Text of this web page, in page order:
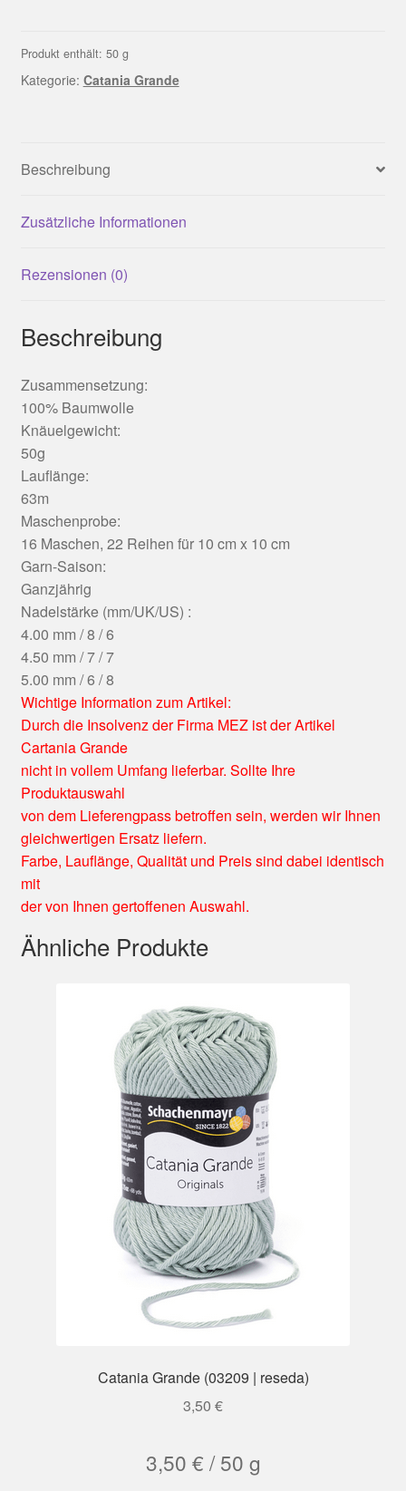
weiβ)
Menge
Produkt enthält: 50 g
Kategorie: Catania Grande
Beschreibung
Zusätzliche Informationen
Rezensionen (0)
Beschreibung
Zusammensetzung:
100% Baumwolle
Knäuelgewicht:
50g
Lauflänge:
63m
Maschenprobe:
16 Maschen, 22 Reihen für 10 cm x 10 cm
Garn-Saison:
Ganzjährig
Nadelstärke (mm/UK/US) :
4.00 mm / 8 / 6
4.50 mm / 7 / 7
5.00 mm / 6 / 8
Wichtige Information zum Artikel:
Durch die Insolvenz der Firma MEZ ist der Artikel
Cartania Grande
nicht in vollem Umfang lieferbar. Sollte Ihre
Produktauswahl
von dem Lieferengpass betroffen sein, werden wir Ihnen
gleichwertigen Ersatz liefern.
Farbe, Lauflänge, Qualität und Preis sind dabei identisch
mit
der von Ihnen gertoffenen Auswahl.
Ähnliche Produkte
Catania Grande (03209 | reseda)
3,50 €
3,50 € /50 g